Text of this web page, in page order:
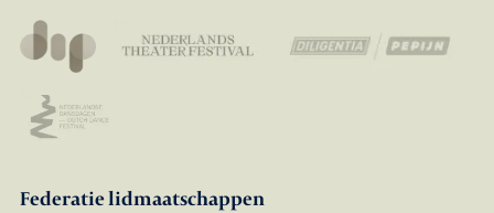
Federatie lidmaatschappen